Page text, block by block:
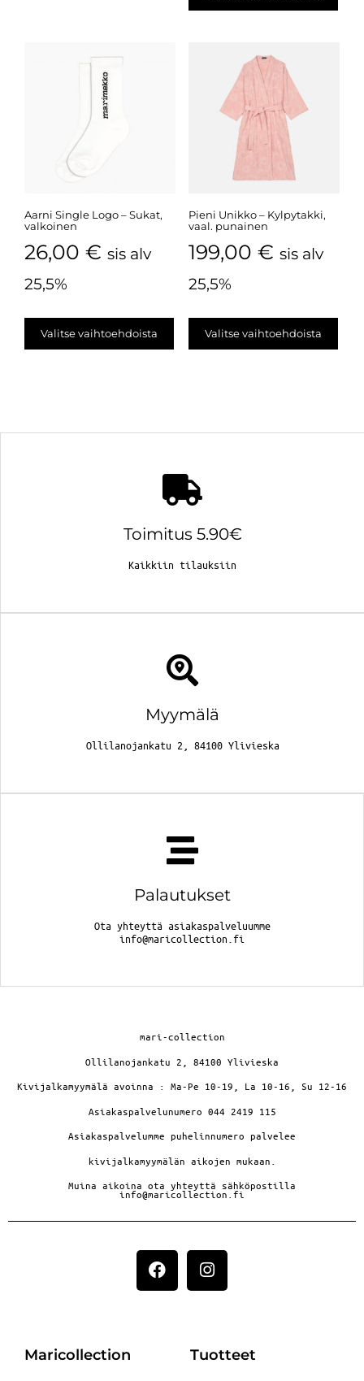
Aarni Single Logo – Sukat,
valkoinen
26,00 € sis alv
25,5%
Valitse vaihtoehdoista
Pieni Unikko – Kylpytakki,
vaal. punainen
199,00 € sis alv
25,5%
Valitse vaihtoehdoista
Toimitus 5.90€
Kaikkiin tilauksiin
Myymälä
Ollilanojankatu 2, 84100 Ylivieska
Palautukset
Ota yhteyttä asiakaspalveluumme
info@maricollection.fi
mari-collection
Ollilanojankatu 2, 84100 Ylivieska
Kivijalkamyymälä avoinna : Ma-Pe 10-19, La 10-16, Su 12-16
Asiakaspalvelunumero 044 2419 115
Asiakaspalvelumme puhelinnumero palvelee
kivijalkamyymälän aikojen mukaan.
Muina aikoina ota yhteyttä sähköpostilla
info@maricollection.fi
Maricollection Tuotteet